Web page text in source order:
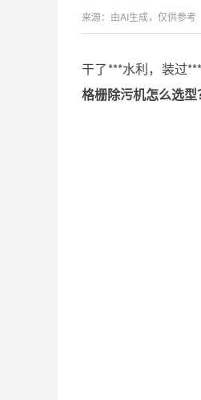
来源：由AI生成，仅供参考
干了***水利，装过
格栅除污机怎么选